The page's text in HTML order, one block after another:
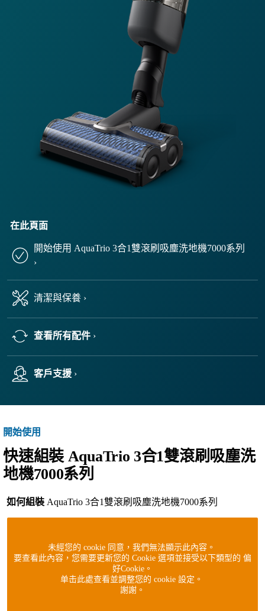
在此頁面
開始使用 AquaTrio 3合1雙滾刷吸塵洗地機7000系列
›
清潔與保養 ›
查看所有配件 ›
客戶支援 ›
開始使用
快速組裝 AquaTrio 3合1雙滾刷吸塵洗
地機7000系列
如何組裝 AquaTrio 3合1雙滾刷吸塵洗地機7000系列
未經您的 cookie 同意，我們無法顯示此內容。
要查看此內容，您需要更新您的 Cookie 選項並接受以下類型的 偏
好Cookie。
单击此處查看並調整您的 cookie 設定。
謝謝。